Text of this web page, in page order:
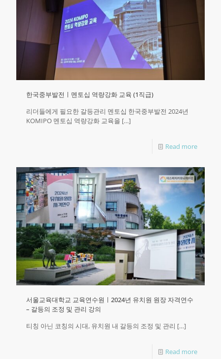
한국중부발전ㅣ멘토십 역량강화 교육 (1직급)
리더들에게 필요한 갈등관리 멘토십 한국중부발전 2024년
KOMIPO 멘토십 역량강화 교육을 […]
Read more
서울교육대학교 교육연수원ㅣ2024년 유치원 원장 자격연수
– 갈등의 조정 및 관리 강의
티칭 아닌 코칭의 시대, 유치원 내 갈등의 조정 및 관리 […]
Read more